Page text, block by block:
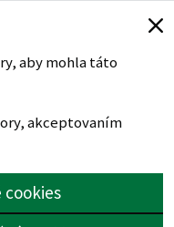
aby mohla táto
akceptovaním
cookies